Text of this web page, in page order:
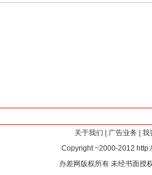
关于我们
广告业务
我
Copyright ~2000-2012
办差网版权所有 未经书面授